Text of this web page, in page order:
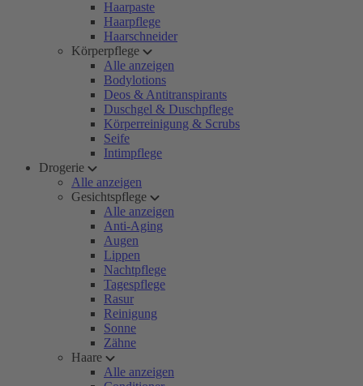
Haarpaste
Haarpflege
Haarschneider
Körperpflege
Alle anzeigen
Bodylotions
Deos & Antitranspirants
Duschgel & Duschpflege
Körperreinigung & Scrubs
Seife
Intimpflege
Drogerie
Alle anzeigen
Gesichtspflege
Alle anzeigen
Anti-Aging
Augen
Lippen
Nachtpflege
Tagespflege
Rasur
Reinigung
Sonne
Zähne
Haare
Alle anzeigen